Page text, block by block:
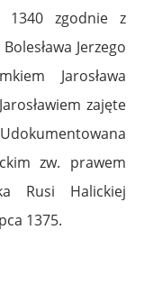
1340 zgodnie z
Jerzego
Jarosława
zajęte
zw. prawem
Rusi Halickiej
1375.